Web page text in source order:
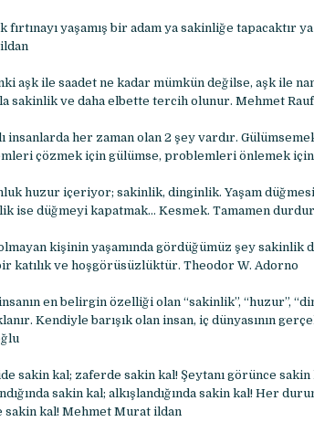
fırtınayı yaşamış bir adam ya sakinliğe
aşk ile saadet ne kadar mümkün değilse, aşk ile
sakinlik ve daha elbette tercih olunur. Mehmet Rauf
insanlarda her zaman olan 2 şey vardır.
çözmek için gülümse, problemleri önlemek için
huzur içeriyor; sakinlik, dinginlik. Yaşam
ise düğmeyi kapatmak… Kesmek. Tamamen
kişinin yaşamında gördüğümüz şey sakinlik
katılık ve hoşgörüsüzlüktür. Theodor W. Adorno
en belirgin özelliği olan “sakinlik”, “huzur”,
Kendiyle barışık olan insan, iç dünyasının
sakin kal; zaferde sakin kal! Şeytanı görünce
sakin kal; alkışlandığında sakin kal! Her
sakin kal! Mehmet Murat ildan